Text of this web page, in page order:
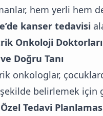
hem yerli hem
kanser tedavisi
Onkoloji
Doğru Tanı
onkologlar,
belirlemek için
Tedavi